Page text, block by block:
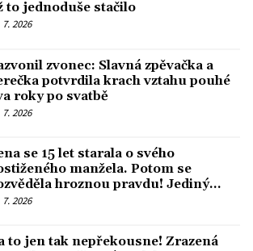
to jednoduše stačilo
7. 2026
zvonec: Slavná zpěvačka a
potvrdila krach vztahu pouhé
roky po svatbě
7. 2026
se 15 let starala o svého
manžela. Potom se
hroznou pravdu! Jediný
jí převrátil život vzhůru
7. 2026
to jen tak nepřekousne! Zrazená